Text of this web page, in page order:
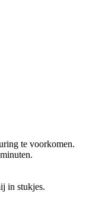
te voorkomen.
in stukjes.